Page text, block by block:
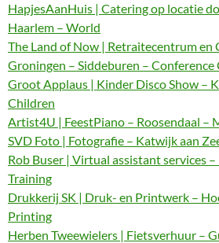
HapjesAanHuis | Catering op locatie
Haarlem – World
The Land of Now | Retraitecentrum en
Groningen – Siddeburen – Conference
Groot Applaus | Kinder Disco Show –
Children
Artist4U | FeestPiano – Roosendaal –
SVD Foto | Fotografie – Katwijk aan
Rob Buser | Virtual assistant services
Training
Drukkerij SK | Druk- en Printwerk –
Printing
Herben Tweewielers | Fietsverhuur –